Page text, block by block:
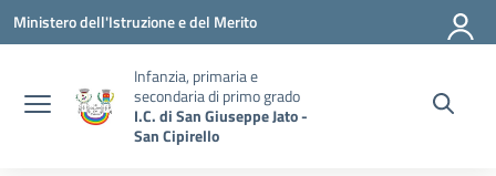
Vai ai contenuti
Vai al menu di navigazione
Vai al footer
Ministero dell'Istruzione e del Merito
Infanzia, primaria e
secondaria di primo grado
I.C. di San Giuseppe Jato -
San Cipirello